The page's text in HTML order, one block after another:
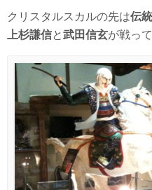
クリスタルスカルの先は伝
上杉謙信と武田信玄が戦っ